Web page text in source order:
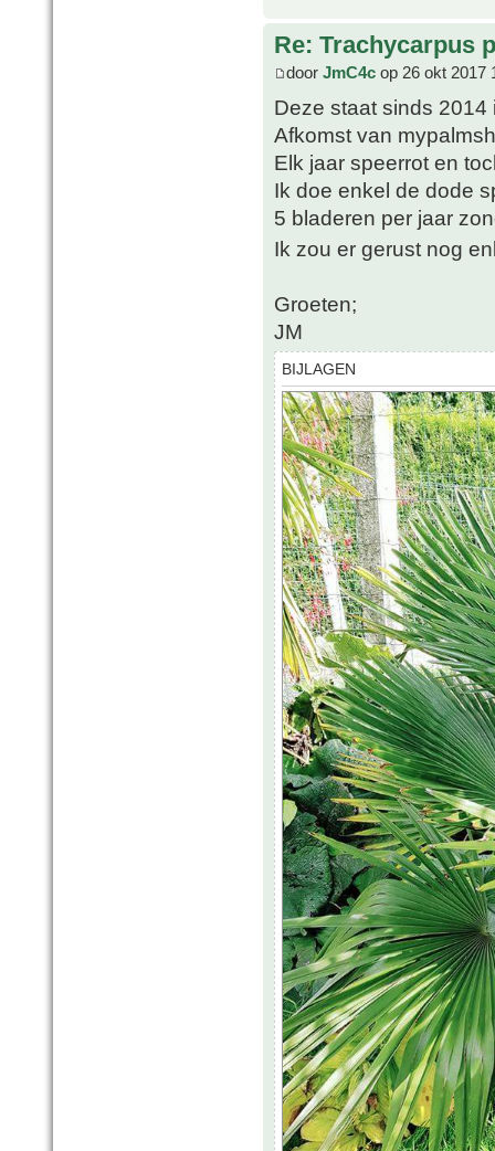
Re: Trachycarpus
door JmC4c op 26 okt 2017
Deze staat sinds 2014
Afkomst van
Elk jaar speerrot en
Ik doe enkel de dode
5 bladeren per jaar
Ik zou er gerust nog
Groeten;
JM
BIJLAGEN